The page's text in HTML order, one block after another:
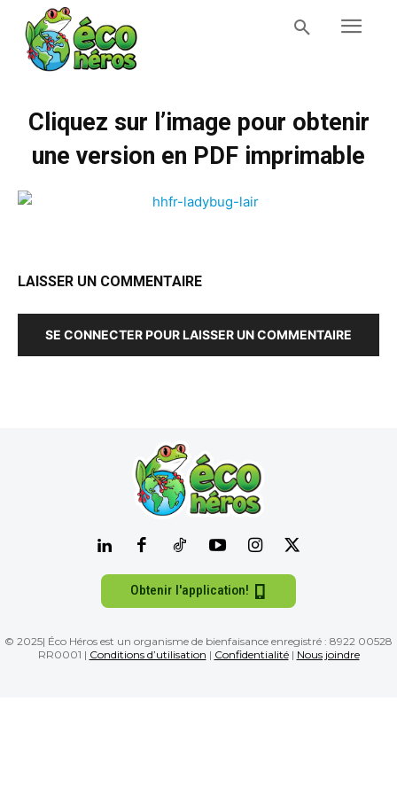
Cliquez sur l’image pour obtenir
une version en PDF imprimable
LAISSER UN COMMENTAIRE
SE CONNECTER POUR LAISSER UN COMMENTAIRE
Obtenir l'application!
© 2025| Éco Héros est un organisme de bienfaisance enregistré : 8922 00528
RR0001 | Conditions d’utilisation | Confidentialité| Nous joindre